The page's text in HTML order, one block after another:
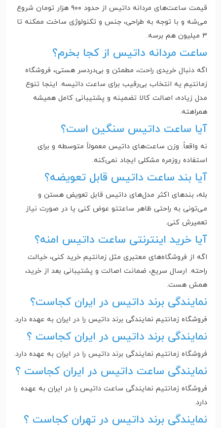
قیمت ساعت‌های مردانه داتیس از حدود ۹۰۰ هزار تومان شروع
می‌شه و با توجه به طراحی، جنس و تکنولوژی ساخت ممکنه تا
۳ میلیون هم برسه.
ساعت مردانه داتیس از کجا بخرم؟
اگه دنبال خریدی راحت، مطمئن و بی‌دردسر هستی، فروشگاه
زمانتیم یه انتخاب بی‌رقیب برای ساعت داتیسه. اینجا تنوع
مدل زیاده، اصالت کالا تضمینه و پشتیبانی کامل همیشه
همراهته.
آیا ساعت داتیس سنگین است؟
نه واقعاً. وزن ساعت‌های داتیس معمولاً متوسطه و برای
استفاده روزمره مشکلی ایجاد نمی‌کنه.
آیا بند ساعت داتیس قابل تعویضه؟
بله، بندهای اکثر مدل‌های داتیس قابل تعویض هستن و
می‌تونی به راحتی ظاهر ساعتتو عوض کنی یا در صورت نیاز
تعمیرش کنی.
آیا خرید اینترنتی ساعت داتیس امنه؟
اگه از فروشگاه‌های معتبری مثل زمانتیم خرید کنی، خیالت
راحته. ارسال سریع، ضمانت اصالت و پشتیبانی بعد از خرید،
همش هست.
نمایندگی برند داتیس در ایران کجاست؟
فروشگاه زمانتیم نمایندگی برند داتیس را در ایران به عهده دارد.
نمایندگی برند داتیس در ایران کجاست ؟
فروشگاه زمانتیم نمایندگی برند داتیس را در ایران به عهده دارد‌.
نمایندگی ساعت داتیس در ایران کجاست ؟
فروشگاه زمانتیم نمایندگی ساعت داتیس را در ایران به عهده
دارد‌.
نمایندگی برند داتیس در تهران کجاست ؟